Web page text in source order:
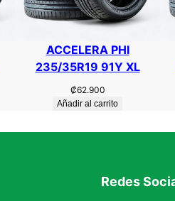
ACCELERA PHI
235/35R19 91Y XL
₡62.900
Añadir al carrito
Redes